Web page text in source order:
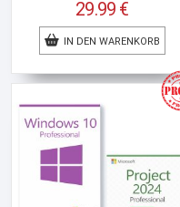
Ursprünglicher
war:
99.99 €
29.99 €
Aktueller
Preis
29.99 €.
IN DEN WARENKORB